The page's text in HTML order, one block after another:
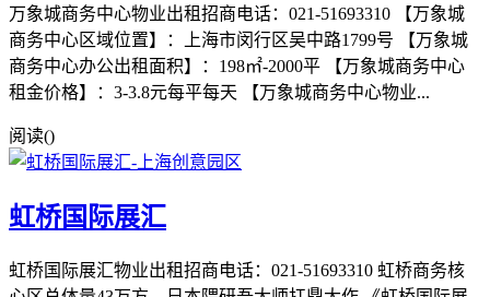
万象城商务中心物业出租招商电话：021-51693310 【万象城
商务中心区域位置】：上海市闵行区吴中路1799号 【万象城
商务中心办公出租面积】：198㎡-2000平 【万象城商务中心
租金价格】：3-3.8元每平每天 【万象城商务中心物业...
阅读()
虹桥国际展汇
虹桥国际展汇物业出租招商电话：021-51693310 虹桥商务核